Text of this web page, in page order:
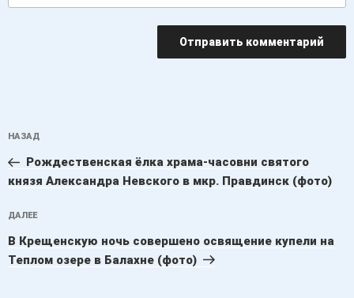
по
записям
Предыдущая
запись:
НАЗАД
Рождественская ёлка храма-часовни святого
князя Александра Невского в мкр. Правдинск (фото)
Следующая
запись
ДАЛЕЕ
В Крещенскую ночь совершено освящение купели на
Теплом озере в Балахне (фото)